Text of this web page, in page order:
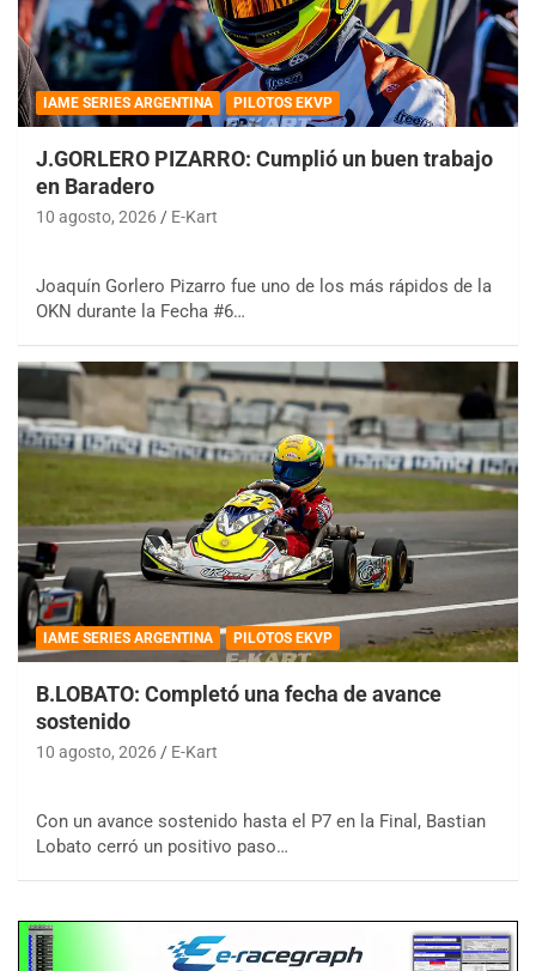
IAME SERIES ARGENTINA PILOTOS EKVP
J.GORLERO PIZARRO: Cumplió un buen trabajo
en Baradero
10 agosto, 2026 E-Kart
Joaquín Gorlero Pizarro fue uno de los más rápidos de la
OKN durante la Fecha #6…
IAME SERIES ARGENTINA PILOTOS EKVP
B.LOBATO: Completó una fecha de avance
sostenido
10 agosto, 2026 E-Kart
Con un avance sostenido hasta el P7 en la Final, Bastian
Lobato cerró un positivo paso…